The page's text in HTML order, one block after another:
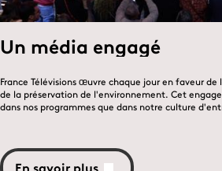
Un média engagé
France Télévisions œuvre chaque jour en faveur
de la préservation de l'environnement. Cet
dans nos programmes que dans notre culture
En savoir plus